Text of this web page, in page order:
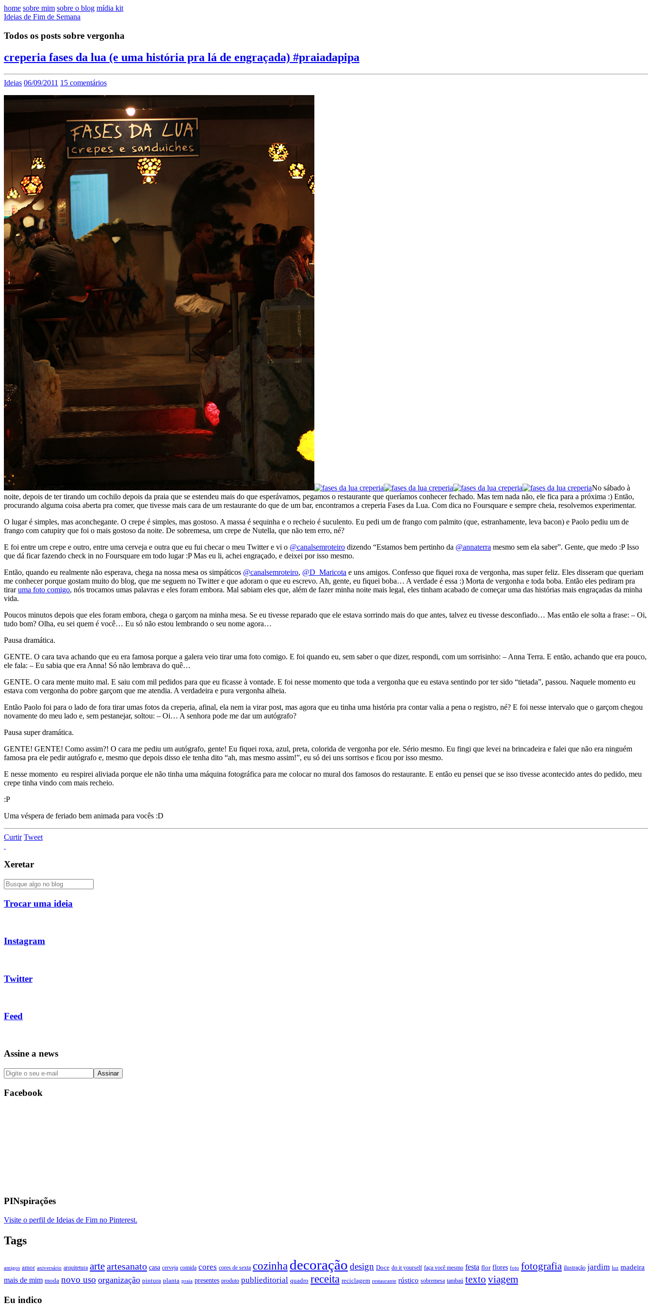
home sobre mim sobre o blog mídia kit
Ideias de Fim de Semana
Todos os posts sobre vergonha
creperia fases da lua (e uma história pra lá de engraçada) #praiadapipa
Ideias 06/09/2011 15 comentários
No sábado à
noite, depois de ter tirando um cochilo depois da praia que se estendeu mais do que esperávamos, pegamos o restaurante que queríamos conhecer fechado. Mas tem nada não, ele fica para a próxima :) Então,
procurando alguma coisa aberta pra comer, que tivesse mais cara de um restaurante do que de um bar, encontramos a creperia Fases da Lua. Com dica no Foursquare e sempre cheia, resolvemos experimentar.
O lugar é simples, mas aconchegante. O crepe é simples, mas gostoso. A massa é sequinha e o recheio é suculento. Eu pedi um de frango com palmito (que, estranhamente, leva bacon) e Paolo pediu um de
frango com catupiry que foi o mais gostoso da noite. De sobremesa, um crepe de Nutella, que não tem erro, né?
E foi entre um crepe e outro, entre uma cerveja e outra que eu fui checar o meu Twitter e vi o @canalsemroteiro dizendo “Estamos bem pertinho da @annaterra mesmo sem ela saber”. Gente, que medo :P Isso
que dá ficar fazendo check in no Foursquare em todo lugar :P Mas eu li, achei engraçado, e deixei por isso mesmo.
Então, quando eu realmente não esperava, chega na nossa mesa os simpáticos @canalsemroteiro, @D_Maricota e uns amigos. Confesso que fiquei roxa de vergonha, mas super feliz. Eles disseram que queriam
me conhecer porque gostam muito do blog, que me seguem no Twitter e que adoram o que eu escrevo. Ah, gente, eu fiquei boba… A verdade é essa :) Morta de vergonha e toda boba. Então eles pediram pra
tiraruma foto comigo, nós trocamos umas palavras e eles foram embora. Mal sabiam eles que, além de fazer minha noite mais legal, eles tinham acabado de começar uma das histórias mais engraçadas da minha
vida.
Poucos minutos depois que eles foram embora, chega o garçom na minha mesa. Se eu tivesse reparado que ele estava sorrindo mais do que antes, talvez eu tivesse desconfiado… Mas então ele solta a frase: – Oi,
tudo bom? Olha, eu sei quem é você… Eu só não estou lembrando o seu nome agora…
Pausa dramática.
GENTE. O cara tava achando que eu era famosa porque a galera veio tirar uma foto comigo. E foi quando eu, sem saber o que dizer, respondi, com um sorrisinho: – Anna Terra. E então, achando que era pouco,
ele fala: – Eu sabia que era Anna! Só não lembrava do quê…
GENTE. O cara mente muito mal. E saiu com mil pedidos para que eu ficasse à vontade. E foi nesse momento que toda a vergonha que eu estava sentindo por ter sido “tietada”, passou. Naquele momento eu
estava com vergonha do pobre garçom que me atendia. A verdadeira e pura vergonha alheia.
Então Paolo foi para o lado de fora tirar umas fotos da creperia, afinal, ela nem ia virar post, mas agora que eu tinha uma história pra contar valia a pena o registro, né? E foi nesse intervalo que o garçom chegou
novamente do meu lado e, sem pestanejar, soltou: – Oi… A senhora pode me dar um autógrafo?
Pausa super dramática.
GENTE! GENTE! Como assim?! O cara me pediu um autógrafo, gente! Eu fiquei roxa, azul, preta, colorida de vergonha por ele. Sério mesmo. Eu fingi que levei na brincadeira e falei que não era ninguém
famosa pra ele pedir autógrafo e, mesmo que depois disso ele tenha dito “ah, mas mesmo assim!”, eu só dei uns sorrisos e ficou por isso mesmo.
E nesse momento eu respirei aliviada porque ele não tinha uma máquina fotográfica para me colocar no mural dos famosos do restaurante. E então eu pensei que se isso tivesse acontecido antes do pedido, meu
crepe tinha vindo com mais recheio.
:P
Uma véspera de feriado bem animada para vocês :D
Curtir Tweet
Xeretar
Trocar uma ideia
Instagram
Twitter
Feed
Assine a news
Facebook
PINspirações
Visite o perfil de Ideias de Fim no Pinterest.
Tags
amigos amor aniversário arquitetura arteartesanato casa cerveja comida cores cores de sexta cozinha decoração design Doce do it yourself faça você mesmo festa flor flores foto fotografia ilustração jardim luz madeira
mais de mim moda novo uso organização pintura planta praia presentes produto publieditorial quadro receita reciclagem restaurante rústico sobremesa tambaú texto viagem
Eu indico